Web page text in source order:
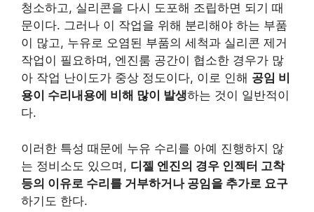
청소하고, 실리콘을 다시 도포해 조립하면 되기 때
문이다. 그러나 이 작업을 위해 분리해야 하는 부품
이 많고, 누유로 오염된 부품의 세척과 실리콘 제거
작업이 필요하며, 엔진룸 공간이 협소한 경우가 많
아 작업 난이도가 중상 정도이다, 이로 인해 공임 비
용이 수리내용에 비해 많이 발생하는 것이 일반적이
다.
이러한 특성 때문에 누유 수리를 아예 진행하지 않
는 정비소도 있으며, 디젤 엔진의 경우 인젝터 고착
등의 이유로 수리를 거부하거나 공임을 추가로 요구
하기도 한다.